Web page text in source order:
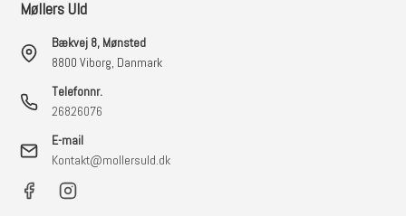
Møllers Uld
Bækvej 8, Mønsted
8800 Viborg, Danmark
Telefonnr.
26826076
E-mail
Kontakt@mollersuld.dk